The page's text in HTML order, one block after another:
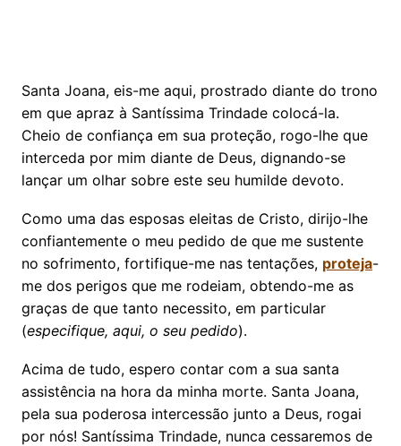
Santa Joana, eis-me aqui, prostrado diante do trono
em que apraz à Santíssima Trindade colocá-la.
Cheio de confiança em sua proteção, rogo-lhe que
interceda por mim diante de Deus, dignando-se
lançar um olhar sobre este seu humilde devoto.
Como uma das esposas eleitas de Cristo, dirijo-lhe
confiantemente o meu pedido de que me sustente
no sofrimento, fortifique-me nas tentações, proteja-
me dos perigos que me rodeiam, obtendo-me as
graças de que tanto necessito, em particular
(especifique, aqui, o seu pedido).
Acima de tudo, espero contar com a sua santa
assistência na hora da minha morte. Santa Joana,
pela sua poderosa intercessão junto a Deus, rogai
por nós! Santíssima Trindade, nunca cessaremos de